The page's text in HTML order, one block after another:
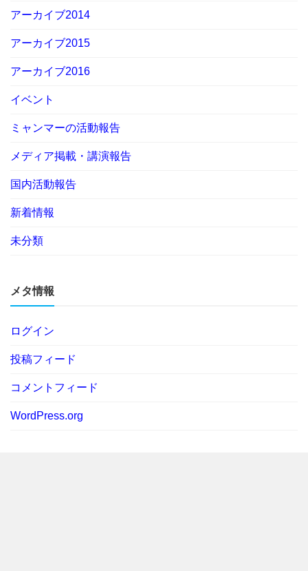
アーカイブ2014
アーカイブ2015
アーカイブ2016
イベント
ミャンマーの活動報告
メディア掲載・講演報告
国内活動報告
新着情報
未分類
メタ情報
ログイン
投稿フィード
コメントフィード
WordPress.org